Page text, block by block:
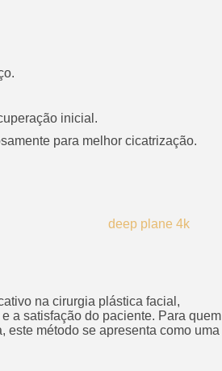
inicial.
para melhor cicatrização.
na cirurgia plástica facial,
a satisfação do paciente. Para quem
este método se apresenta como uma